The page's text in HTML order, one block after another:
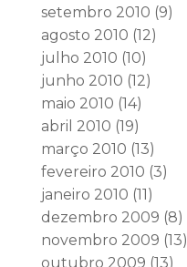
setembro 2010 (9)
agosto 2010 (12)
julho 2010 (10)
junho 2010 (12)
maio 2010 (14)
abril 2010 (19)
março 2010 (13)
fevereiro 2010 (3)
janeiro 2010 (11)
dezembro 2009 (8)
novembro 2009 (13)
outubro 2009 (13)